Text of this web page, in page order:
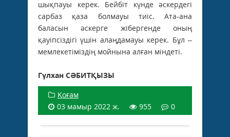
шықпауы керек. Бейбіт күнде әскердегі
сарбаз қаза болмауы тиіс. Ата-ана
баласын әскерге жібергенде оның
қауіпсіздігі үшін алаңдамауы керек. Бұл –
мемлекетіміздің мойнына алған міндеті.
Гүлхан СӘБИТҚЫЗЫ
Қоғам
03 мамыр 2022 ж.
955 0